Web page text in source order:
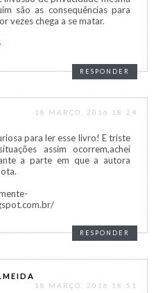
são as consequências para
vezes chega a se matar.
RESPONDER
18 MARÇO, 2016 18:24
para ler esse livro! E triste
assim ocorrem,achei
a parte em que a autora
RESPONDER
18 MARÇO, 2016 18:51